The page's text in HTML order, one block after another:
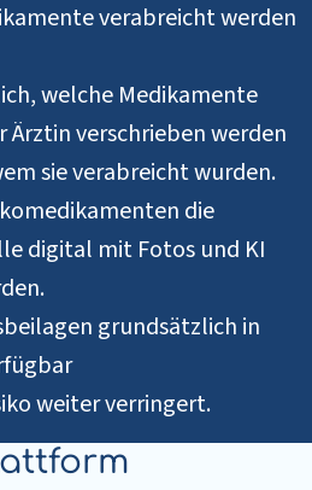
verabreicht werden
welche Medikamente
Ärztin verschrieben werden
sie verabreicht wurden.
die
digital mit Fotos und KI
grundsätzlich in
weiter verringert.